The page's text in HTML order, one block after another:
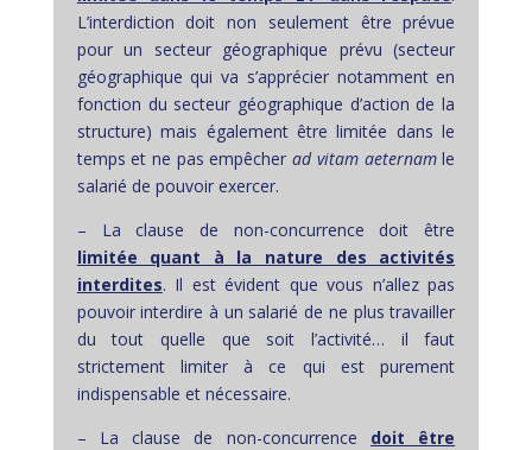
L’interdiction doit non seulement être prévue
pour un secteur géographique prévu (secteur
géographique qui va s’apprécier notamment en
fonction du secteur géographique d’action de la
structure) mais également être limitée dans le
temps et ne pas empêcherad vitam aeternamle
salarié de pouvoir exercer.
– La clause de non-concurrence doit être
limitée quant à la nature des activités
interdites. Il est évident que vous n’allez pas
pouvoir interdire à un salarié de ne plus travailler
du tout quelle que soit l’activité… il faut
strictement limiter à ce qui est purement
indispensable et nécessaire.
– La clause de non-concurrence doit être